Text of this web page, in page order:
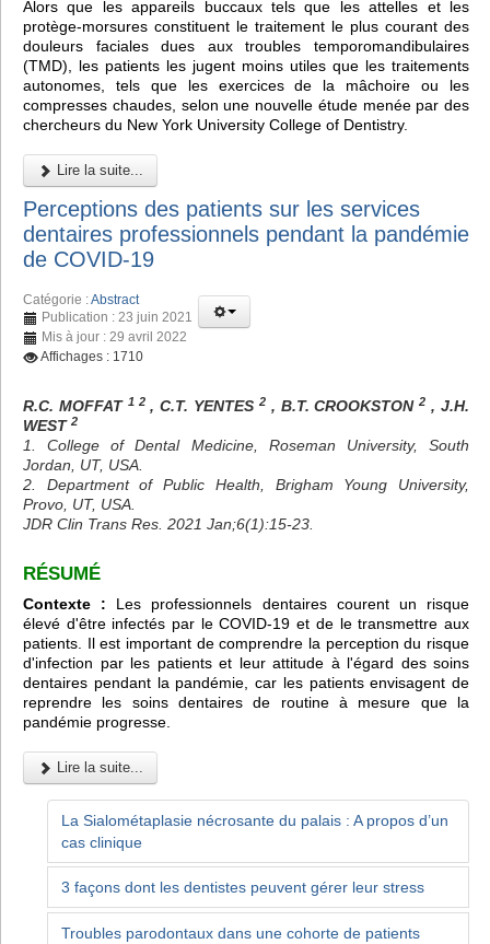
Alors que les appareils buccaux tels que les attelles et les
protège-morsures constituent le traitement le plus courant des
douleurs faciales dues aux troubles temporomandibulaires
(TMD), les patients les jugent moins utiles que les traitements
autonomes, tels que les exercices de la mâchoire ou les
compresses chaudes, selon une nouvelle étude menée par des
chercheurs du New York University College of Dentistry.
Lire la suite...
Perceptions des patients sur les services
dentaires professionnels pendant la pandémie
de COVID-19
Catégorie :Abstract
Publication : 23 juin 2021
Mis à jour : 29 avril 2022
Affichages : 1710
R.C. MOFFAT 1 2, C.T. YENTES 2, B.T. CROOKSTON2 , J.H.
WEST 2
1. College of Dental Medicine, Roseman University, South
Jordan, UT, USA.
2. Department of Public Health, Brigham Young University,
Provo, UT, USA.
JDR Clin Trans Res. 2021 Jan;6(1):15-23.
RÉSUMÉ
Contexte : Les professionnels dentaires courent un risque
élevé d'être infectés par le COVID-19 et de le transmettre aux
patients. Il est important de comprendre la perception du risque
d'infection par les patients et leur attitude à l'égard des soins
dentaires pendant la pandémie, car les patients envisagent de
reprendre les soins dentaires de routine à mesure que la
pandémie progresse.
Lire la suite...
La Sialométaplasie nécrosante du palais : A propos d’un
cas clinique
3 façons dont les dentistes peuvent gérer leur stress
Troubles parodontaux dans une cohorte de patients